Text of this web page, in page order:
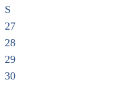
S
27
28
29
30